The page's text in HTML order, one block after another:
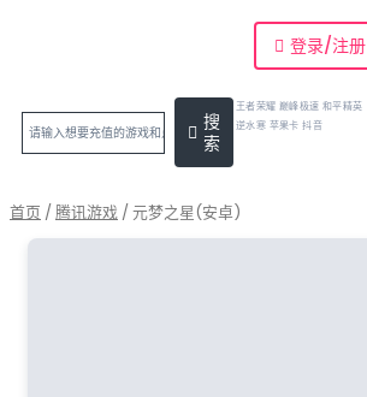
登录/注册
搜
索
王者荣耀 巅峰极速 和平精英
逆水寒 苹果卡 抖音
首页 / 腾讯游戏 / 元梦之星(安卓)